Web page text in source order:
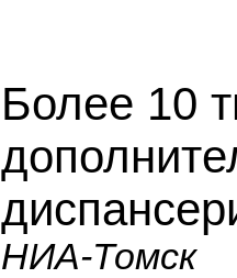
Более 10
НИА-Томск